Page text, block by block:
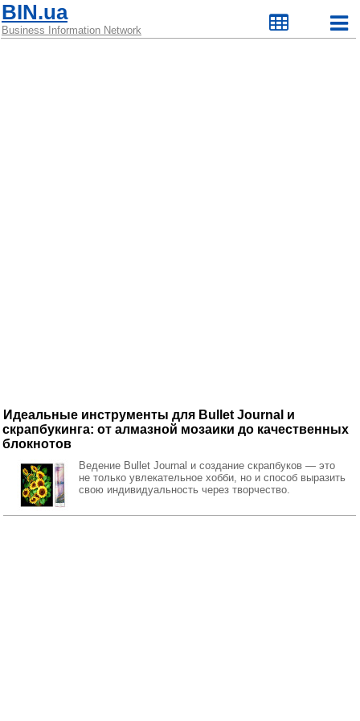
BIN.ua
Business Information Network
Идеальные инструменты для Bullet Journal и
скрапбукинга: от алмазной мозаики до качественных
блокнотов
Ведение Bullet Journal и создание скрапбуков — это
не только увлекательное хобби, но и способ выразить
свою индивидуальность через творчество.